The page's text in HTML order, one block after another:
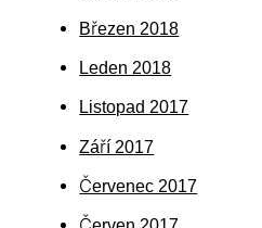
Březen 2018
Leden 2018
Listopad 2017
Září 2017
Červenec 2017